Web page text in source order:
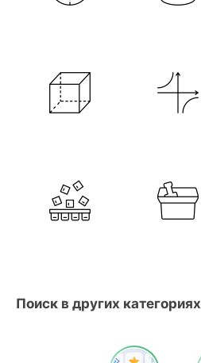
Поиск в других категориях